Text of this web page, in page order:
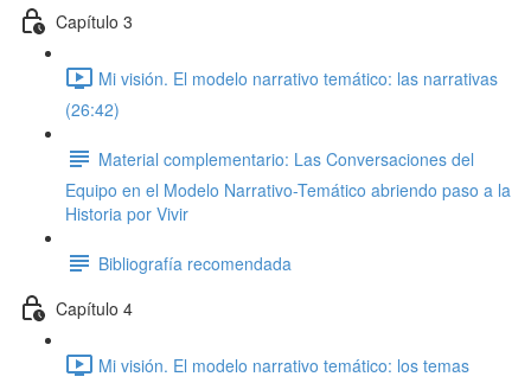
Capítulo 3
Mi visión. El modelo narrativo temático: las narrativas
(26:42)
Material complementario: Las Conversaciones del
Equipo en el Modelo Narrativo-Temático abriendo paso a la
Historia por Vivir
Bibliografía recomendada
Capítulo 4
Mi visión. El modelo narrativo temático: los temas